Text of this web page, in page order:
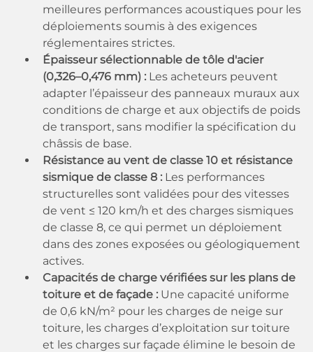
meilleures performances acoustiques pour les
déploiements soumis à des exigences
réglementaires strictes.
Épaisseur sélectionnable de tôle d'acier
(0,326–0,476 mm) : Les acheteurs peuvent
adapter l’épaisseur des panneaux muraux aux
conditions de charge et aux objectifs de poids
de transport, sans modifier la spécification du
châssis de base.
Résistance au vent de classe 10 et résistance
sismique de classe 8 : Les performances
structurelles sont validées pour des vitesses
de vent ≤ 120 km/h et des charges sismiques
de classe 8, ce qui permet un déploiement
dans des zones exposées ou géologiquement
actives.
Capacités de charge vérifiées sur les plans de
toiture et de façade : Une capacité uniforme
de 0,6 kN/m² pour les charges de neige sur
toiture, les charges d’exploitation sur toiture
et les charges sur façade élimine le besoin de